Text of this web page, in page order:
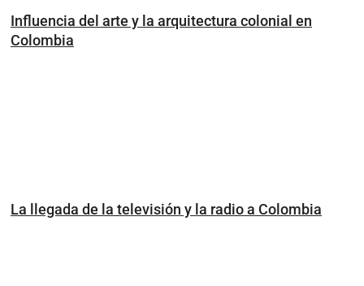
Influencia del arte y la arquitectura colonial en
Colombia
La llegada de la televisión y la radio a Colombia